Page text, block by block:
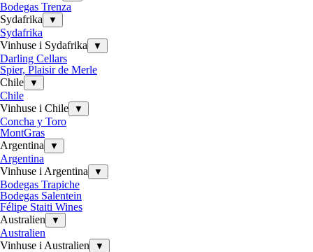
Bodegas Trenza
Sydafrika
▼
Sydafrika
Vinhuse i Sydafrika
▼
Darling Cellars
Spier, Plaisir de Merle
Chile
▼
Chile
Vinhuse i Chile
▼
Concha y Toro
MontGras
Argentina
▼
Argentina
Vinhuse i Argentina
▼
Bodegas Trapiche
Bodegas Salentein
Félipe Staiti Wines
Australien
▼
Australien
Vinhuse i Australien
▼